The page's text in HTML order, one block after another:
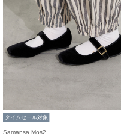
タイムセール対象
Samansa Mos2